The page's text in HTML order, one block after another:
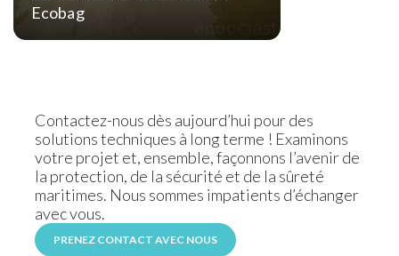
Ecobag
Contactez-nous dès aujourd’hui pour des
solutions techniques à long terme ! Examinons
votre projet et, ensemble, façonnons l’avenir de
la protection, de la sécurité et de la sûreté
maritimes. Nous sommes impatients d’échanger
avec vous.
PRENEZ CONTACT AVEC NOUS